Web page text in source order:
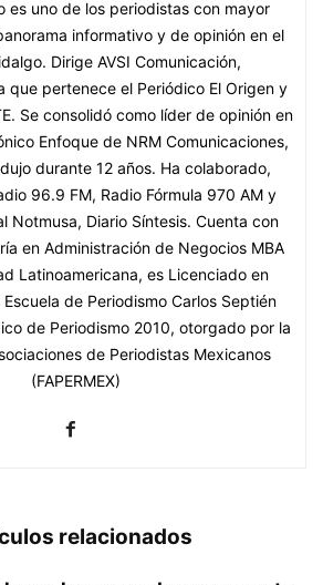
es uno de los periodistas con mayor
informativo y de opinión en el
Dirige AVSI Comunicación,
que pertenece el Periódico El Origen y
Se consolidó como líder de opinión en
Enfoque de NRM Comunicaciones,
durante 12 años. Ha colaborado,
96.9 FM, Radio Fórmula 970 AM y
Notmusa, Diario Síntesis. Cuenta con
en Administración de Negocios MBA
Latinoamericana, es Licenciado en
de Periodismo Carlos Septién
de Periodismo 2010, otorgado por la
de Periodistas Mexicanos
(FAPERMEX)
relacionados